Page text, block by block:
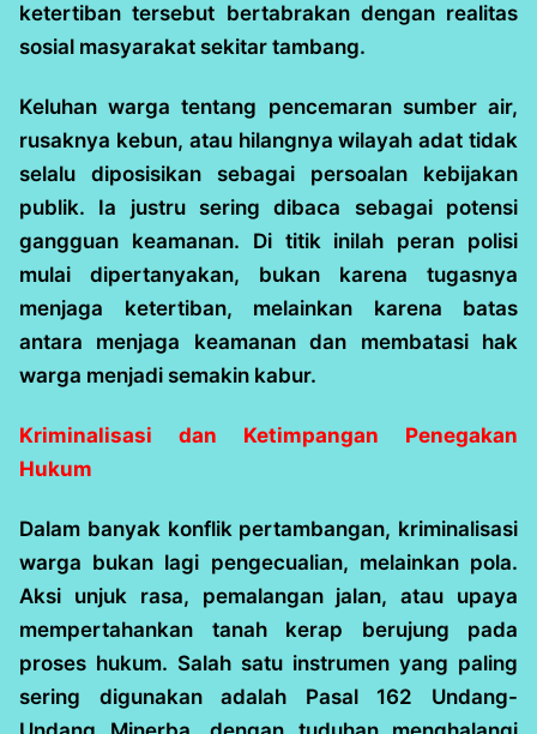
ketertiban tersebut bertabrakan dengan realitas
sosial masyarakat sekitar tambang.
Keluhan warga tentang pencemaran sumber air,
rusaknya kebun, atau hilangnya wilayah adat tidak
selalu diposisikan sebagai persoalan kebijakan
publik. Ia justru sering dibaca sebagai potensi
gangguan keamanan. Di titik inilah peran polisi
mulai dipertanyakan, bukan karena tugasnya
menjaga ketertiban, melainkan karena batas
antara menjaga keamanan dan membatasi hak
warga menjadi semakin kabur.
Kriminalisasi dan Ketimpangan Penegakan
Hukum
Dalam banyak konflik pertambangan, kriminalisasi
warga bukan lagi pengecualian, melainkan pola.
Aksi unjuk rasa, pemalangan jalan, atau upaya
mempertahankan tanah kerap berujung pada
proses hukum. Salah satu instrumen yang paling
sering digunakan adalah Pasal 162 Undang-